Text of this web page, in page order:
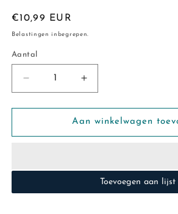
Normale
prijs
€10,99 EUR
Belastingen inbegrepen.
Aantal
Aantal
Aantal
verlagen
voor
Hydrofiele
70x70cm
Aantal
verhogen
voor
Jollein:
Hydrofiele
70x70cm
Aan winkelwagen
Toevoegen aan lijst